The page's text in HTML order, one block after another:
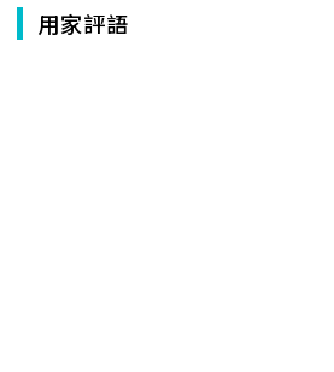
用家評語